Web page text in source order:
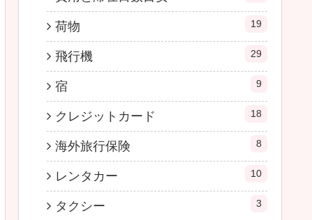
荷物 19
飛行機 29
宿 9
クレジットカード 18
海外旅行保険 8
レンタカー 10
タクシー 3